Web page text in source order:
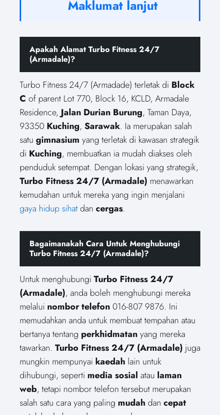
Maklumat lanjut
Apakah Alamat Turbo Fitness 24/7
(Armadale)?
Turbo Fitness 24/7 (Armadade) terletak di Block
C of parent Lot 770, Block 16, KCLD, Armadale
Residence, Jalan Durian Burung, Taman Daya,
93350 Kuching, Sarawak. Ia merupakan salah
satu gimnasium yang terletak di kawasan strategik
di Kuching, membuatkan ia mudah diakses oleh
penduduk setempat. Dengan lokasi yang strategik,
Turbo Fitness 24/7 (Armadale) menawarkan
kemudahan untuk mereka yang ingin menjalani
gaya hidup sihatdan cergas.
Bagaimanakah Cara Untuk Menghubungi
Turbo Fitness 24/7 (Armadale)?
Untuk menghubungi Turbo Fitness 24/7
(Armadale), anda boleh menghubungi mereka
melalui nombor telefon016-807 9876. Ini
memudahkan anda untuk membuat tempahan atau
bertanya tentang perkhidmatanyang mereka
tawarkan. Turbo Fitness 24/7 (Armadale) juga
mungkin mempunyai kaedah lain untuk
dihubungi, seperti media sosial atau laman
web, tetapi nombor telefon tersebut merupakan
salah satu cara yang paling mudahdan cepat